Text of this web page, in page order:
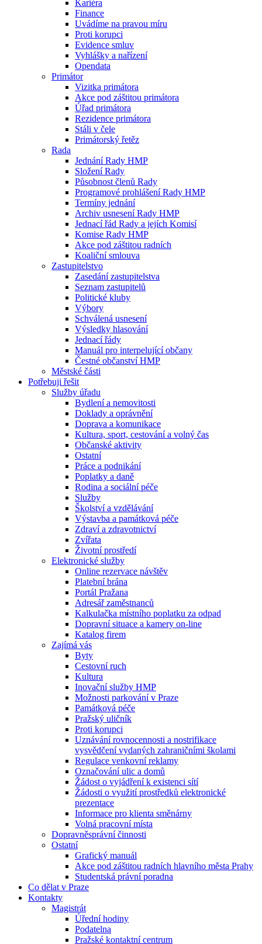
Kariéra
Finance
Uvádíme na pravou míru
Proti korupci
Evidence smluv
Vyhlášky a nařízení
Opendata
Primátor
Vizitka primátora
Akce pod záštitou primátora
Úřad primátora
Rezidence primátora
Stáli v čele
Primátorský řetěz
Rada
Jednání Rady HMP
Složení Rady
Působnost členů Rady
Programové prohlášení Rady HMP
Termíny jednání
Archiv usnesení Rady HMP
Jednací řád Rady a jejích Komisí
Komise Rady HMP
Akce pod záštitou radních
Koaliční smlouva
Zastupitelstvo
Zasedání zastupitelstva
Seznam zastupitelů
Politické kluby
Výbory
Schválená usnesení
Výsledky hlasování
Jednací řády
Manuál pro interpelující občany
Čestné občanství HMP
Městské části
Potřebuji řešit
Služby úřadu
Bydlení a nemovitosti
Doklady a oprávnění
Doprava a komunikace
Kultura, sport, cestování a volný čas
Občanské aktivity
Ostatní
Práce a podnikání
Poplatky a daně
Rodina a sociální péče
Služby
Školství a vzdělávání
Výstavba a památková péče
Zdraví a zdravotnictví
Zvířata
Životní prostředí
Elektronické služby
Online rezervace návštěv
Platební brána
Portál Pražana
Adresář zaměstnanců
Kalkulačka místního poplatku za odpad
Dopravní situace a kamery on-line
Katalog firem
Zajímá vás
Byty
Cestovní ruch
Kultura
Inovační služby HMP
Možnosti parkování v Praze
Památková péče
Pražský uličník
Proti korupci
Uznávání rovnocennosti a nostrifikace
vysvědčení vydaných zahraničními školami
Regulace venkovní reklamy
Označování ulic a domů
Žádost o vyjádření k existenci sítí
Žádosti o využití prostředků elektronické
prezentace
Informace pro klienta směnárny
Volná pracovní místa
Dopravněsprávní činnosti
Ostatní
Grafický manuál
Akce pod záštitou radních hlavního města Prahy
Studentská právní poradna
Co dělat v Praze
Kontakty
Magistrát
Úřední hodiny
Podatelna
Pražské kontaktní centrum